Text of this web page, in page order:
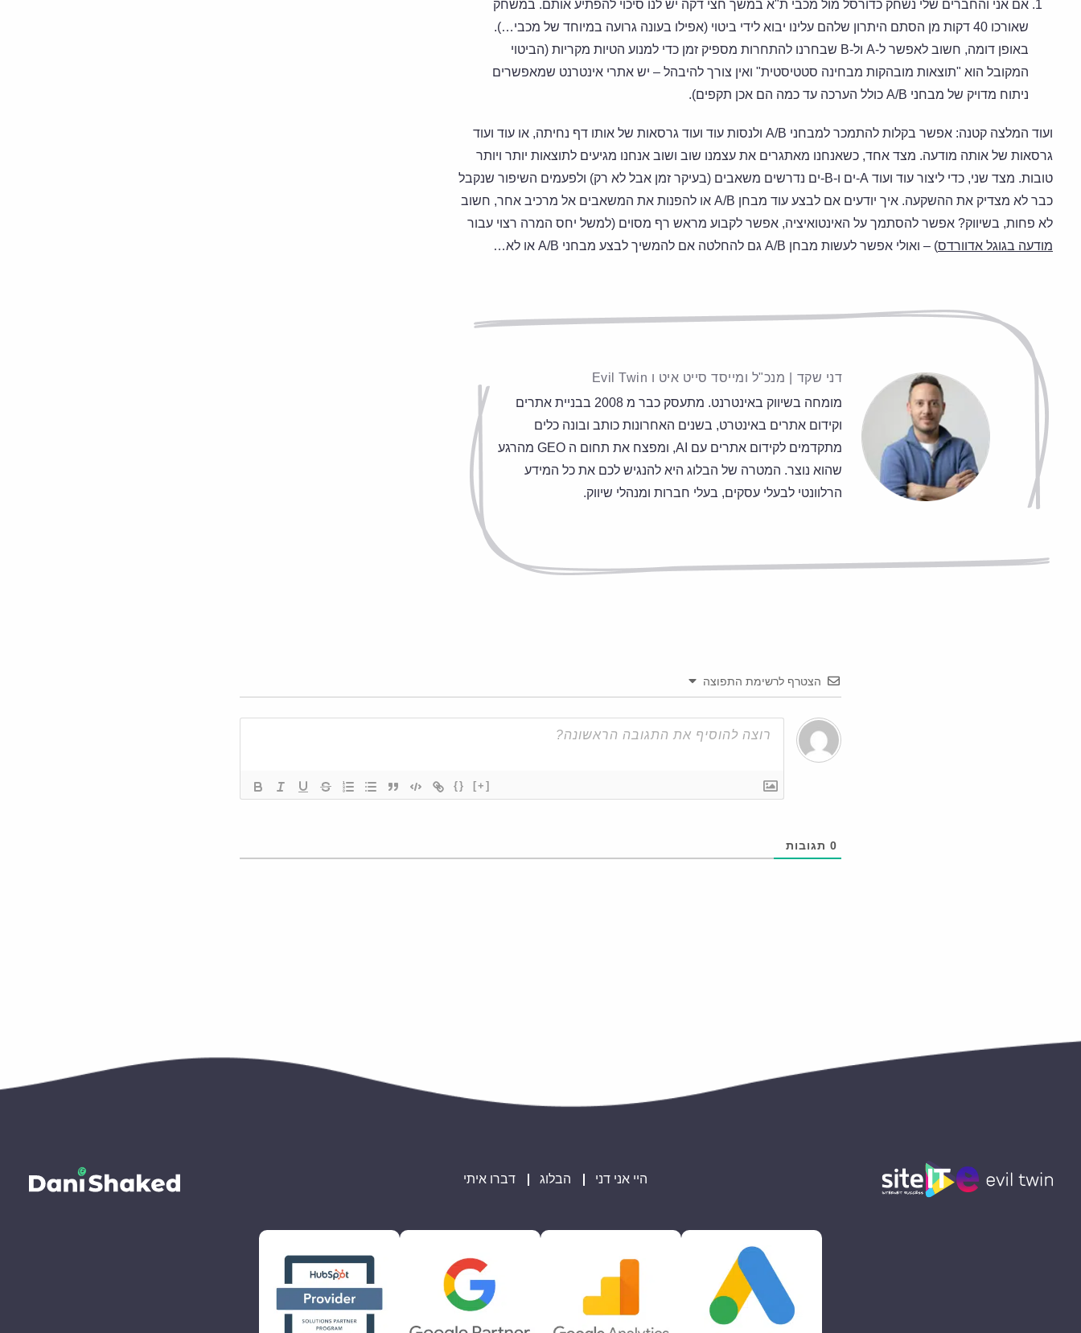
אם אני והחברים שלי נשחק כדורסל מול מכבי ת"א במשך חצי דקה יש לנו סיכוי להפתיע אותם. במשחק
שאורכו 40 דקות מן הסתם היתרון שלהם עלינו יבוא לידי ביטוי (אפילו בעונה גרועה במיוחד של מכבי…).
באופן דומה, חשוב לאפשר ל-A ול-B שבחרנו להתחרות מספיק זמן כדי למנוע הטיות מקריות (הביטוי
המקובל הוא "תוצאות מובהקות מבחינה סטטיסטית" ואין צורך להיבהל – יש אתרי אינטרנט שמאפשרים
ניתוח מדויק של מבחני A/B כולל הערכה עד כמה הם אכן תקפים).
ועוד המלצה קטנה: אפשר בקלות להתמכר למבחני A/B ולנסות עוד ועוד גרסאות של אותו דף נחיתה, או עוד ועוד
גרסאות של אותה מודעה. מצד אחד, כשאנחנו מאתגרים את עצמנו שוב ושוב אנחנו מגיעים לתוצאות יותר ויותר
טובות. מצד שני, כדי ליצור עוד ועוד A-ים ו-B-ים נדרשים משאבים (בעיקר זמן אבל לא רק) ולפעמים השיפור שנקבל
כבר לא מצדיק את ההשקעה. איך יודעים אם לבצע עוד מבחן A/B או להפנות את המשאבים אל מרכיב אחר, חשוב
לא פחות, בשיווק? אפשר להסתמך על האינטואיציה, אפשר לקבוע מראש רף מסוים (למשל יחס המרה רצוי עבור
מודעה בגוגל אדוורדס) – ואולי אפשר לעשות מבחן A/B גם להחלטה אם להמשיך לבצע מבחני A/B או לא…
דני שקד
מנכ"ל ומייסד סייט איט ו Evil Twin
מומחה בשיווק באינטרנט. מתעסק כבר מ 2008 בבניית אתרים
וקידום אתרים באינטרט, בשנים האחרונות כותב ובונה כלים
מתקדמים לקידום אתרים עם AI, ומפצח את תחום ה GEO מהרגע
שהוא נוצר. המטרה של הבלוג היא להנגיש לכם את כל המידע
הרלוונטי לבעלי עסקים, בעלי חברות ומנהלי שיווק.
הצטרף לרשימת התפוצה
{} [+]
0 תגובות
היי אני דני הבלוג דברו איתי